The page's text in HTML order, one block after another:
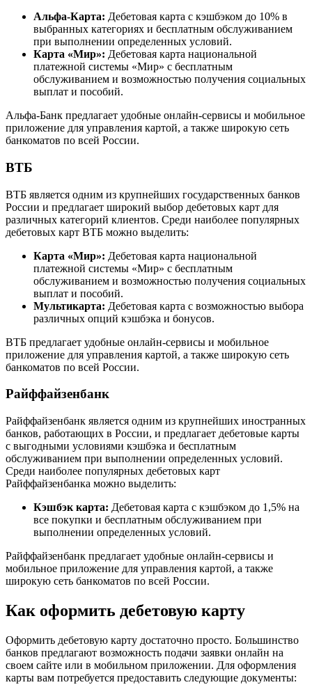
Альфа-Карта: Дебетовая карта с кэшбэком до 10% в
выбранных категориях и бесплатным обслуживанием
при выполнении определенных условий.
Карта «Мир»: Дебетовая карта национальной
платежной системы «Мир» с бесплатным
обслуживанием и возможностью получения социальных
выплат и пособий.
Альфа-Банк предлагает удобные онлайн-сервисы и мобильное
приложение для управления картой, а также широкую сеть
банкоматов по всей России.
ВТБ
ВТБ является одним из крупнейших государственных банков
России и предлагает широкий выбор дебетовых карт для
различных категорий клиентов. Среди наиболее популярных
дебетовых карт ВТБ можно выделить:
Карта «Мир»: Дебетовая карта национальной
платежной системы «Мир» с бесплатным
обслуживанием и возможностью получения социальных
выплат и пособий.
Мультикарта: Дебетовая карта с возможностью выбора
различных опций кэшбэка и бонусов.
ВТБ предлагает удобные онлайн-сервисы и мобильное
приложение для управления картой, а также широкую сеть
банкоматов по всей России.
Райффайзенбанк
Райффайзенбанк является одним из крупнейших иностранных
банков, работающих в России, и предлагает дебетовые карты
с выгодными условиями кэшбэка и бесплатным
обслуживанием при выполнении определенных условий.
Среди наиболее популярных дебетовых карт
Райффайзенбанка можно выделить:
Кэшбэк карта: Дебетовая карта с кэшбэком до 1,5% на
все покупки и бесплатным обслуживанием при
выполнении определенных условий.
Райффайзенбанк предлагает удобные онлайн-сервисы и
мобильное приложение для управления картой, а также
широкую сеть банкоматов по всей России.
Как оформить дебетовую карту
Оформить дебетовую карту достаточно просто. Большинство
банков предлагают возможность подачи заявки онлайн на
своем сайте или в мобильном приложении. Для оформления
карты вам потребуется предоставить следующие документы: